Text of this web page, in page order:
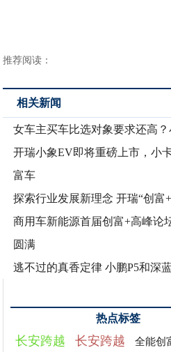
推荐阅读：
相关新闻
女车主买车比选对象要求还高
开瑞小象EV即将重磅上市，小
富车
探索行业发展新理念 开瑞“创富
商用车新能源首届创富+高峰论
圆满
逃不过的真香定律 小鹏P5和深
热点标签
长安跨越 长安跨越 全能创